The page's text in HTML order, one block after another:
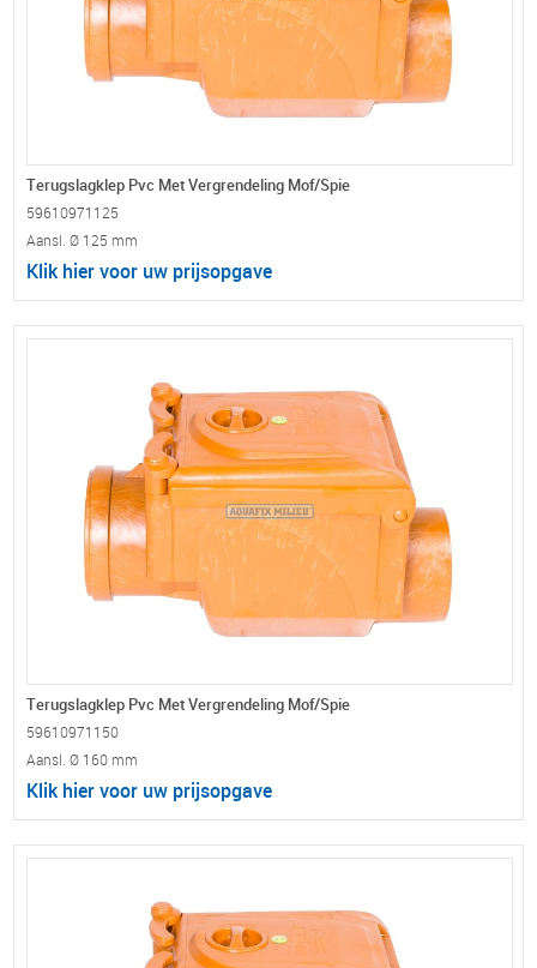
Terugslagklep Pvc Met Vergrendeling Mof/Spie
59610971125
Aansl. Ø 125 mm
Klik hier voor uw prijsopgave
Terugslagklep Pvc Met Vergrendeling Mof/Spie
59610971150
Aansl. Ø 160 mm
Klik hier voor uw prijsopgave